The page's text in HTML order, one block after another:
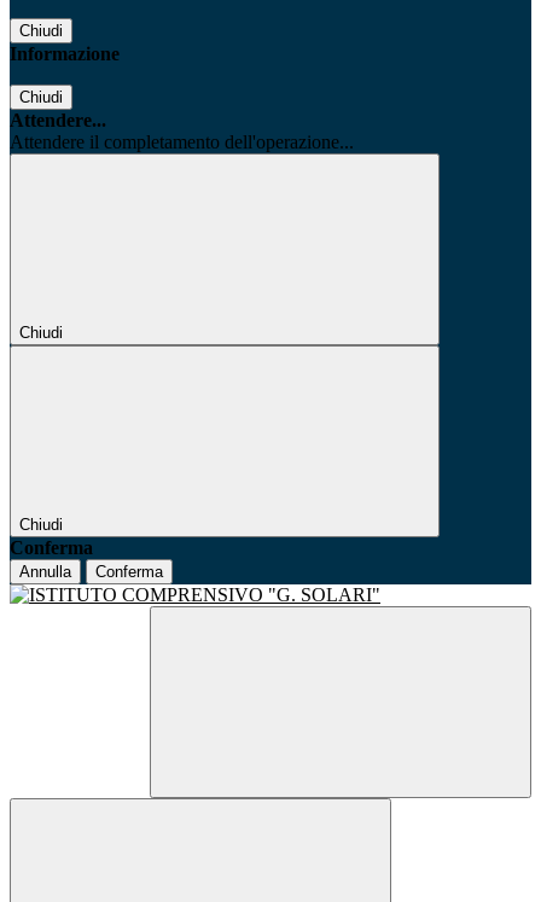
Chiudi
Informazione
Chiudi
Attendere...
Attendere il completamento dell'operazione...
Chiudi
Chiudi
Conferma
Annulla Conferma